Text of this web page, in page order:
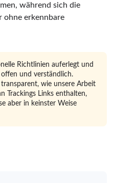
während sich die
ohne erkennbare
Richtlinien auferlegt und
und verständlich.
wie unsere Arbeit
Trackings Links enthalten,
aber in keinster Weise